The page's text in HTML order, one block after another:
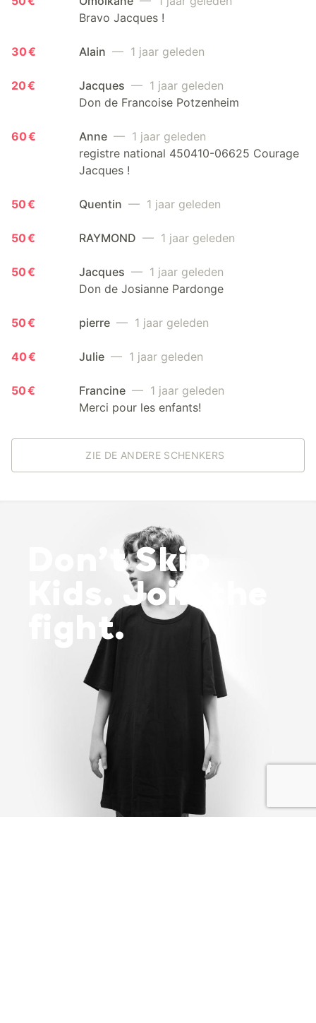
Bravo Jacques !
30 € Alain — 1 jaar geleden
20 € Jacques — 1 jaar geleden
Don de Francoise Potzenheim
60 € Anne — 1 jaar geleden
registre national 450410-06625 Courage
Jacques !
50 € Quentin — 1 jaar geleden
50 € RAYMOND — 1 jaar geleden
50 € Jacques — 1 jaar geleden
Don de Josianne Pardonge
50 € pierre — 1 jaar geleden
40 € Julie — 1 jaar geleden
50 € Francine — 1 jaar geleden
Merci pour les enfants!
ZIE DE ANDERE SCHENKERS
Don’t Skip
Kids. Join the
fight.